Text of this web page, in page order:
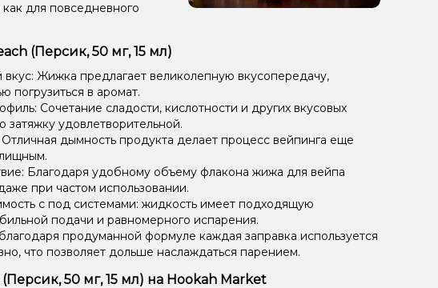
для повседневного
(Персик, 50 мг, 15 мл)
Жижка предлагает великолепную вкусопередачу,
погрузиться в аромат.
Сочетание сладости, кислотности и других вкусовых
затяжку удовлетворительной.
дымность продукта делает процесс вейпинга еще
Благодаря удобному объему флакона жижа для вейпа
при частом использовании.
с под системами: жидкость имеет подходящую
подачи и равномерного испарения.
продуманной формуле каждая заправка используется
что позволяет дольше наслаждаться парением.
50 мг, 15 мл) на Hookah Market